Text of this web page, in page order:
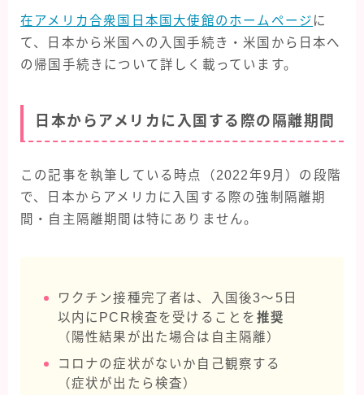
在アメリカ合衆国日本国大使館のホームページ に
て、日本から米国への入国手続き・米国から日本へ
の帰国手続きについて詳しく載っています。
日本からアメリカに入国する際の隔離期間
この記事を執筆している時点（2022年9月）の段階
で、日本からアメリカに入国する際の強制隔離期
間・自主隔離期間は特にありません。
ワクチン接種完了者は、入国後3〜5日
以内にPCR検査を受けることを 推奨
（陽性結果が出た場合は自主隔離）
コロナの症状がないか自己観察する
（症状が出たら検査）